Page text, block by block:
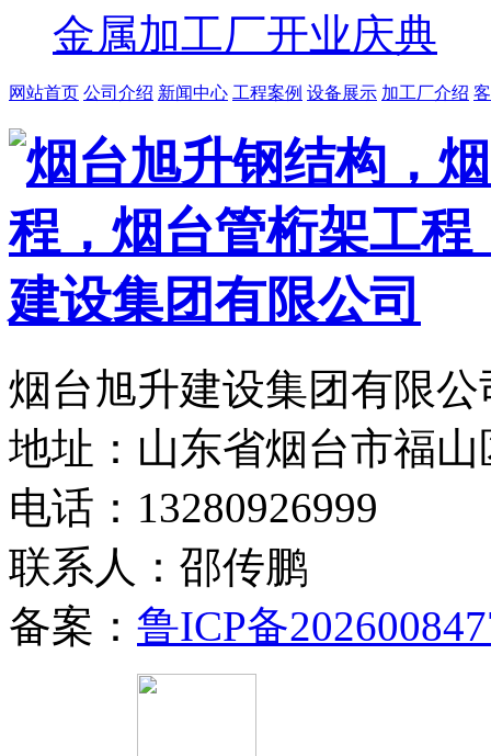
金属加工厂开业庆典
网站首页 公司介绍 新闻中心 工程案例 设备展示 加工厂介绍
烟台旭升建设集团有限
地址：山东省烟台市福
电话：13280926999
联系人：邵传鹏
备案： 鲁ICP备